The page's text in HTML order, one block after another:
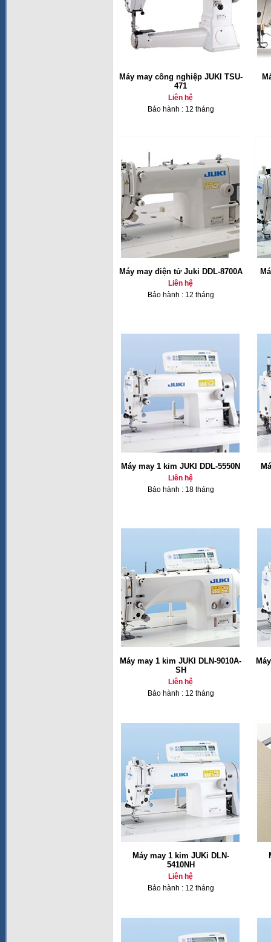
Máy may công nghiệp JUKI TSU-
471
Liên hệ
Bảo hành : 12 tháng
Máy may điện tử Juki DDL-8700A
Liên hệ
Bảo hành : 12 tháng
Máy may 1 kim JUKI DDL-5550N
Liên hệ
Bảo hành : 18 tháng
Máy may 1 kim JUKI DLN-9010A-
SH
Liên hệ
Bảo hành : 12 tháng
Máy may 1 kim JUKi DLN-
5410NH
Liên hệ
Bảo hành : 12 tháng